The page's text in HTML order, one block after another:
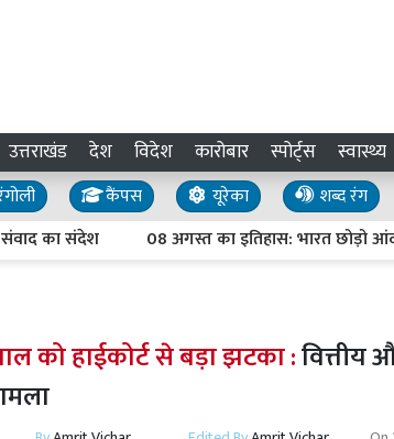
उत्तराखंड देश विदेश कारोबार स्पोर्ट्स स्वास्थ्य
कैंपस यूरेका शब्द रंग
संदेश 08 अगस्त का इतिहास: भारत छोड़ो
को हाईकोर्ट से बड़ा झटका :वित्तीय